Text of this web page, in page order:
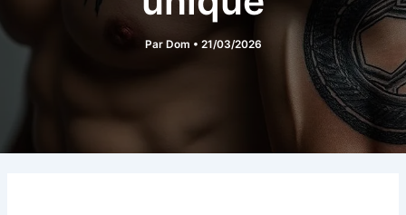
Par Dom • 21/03/2026